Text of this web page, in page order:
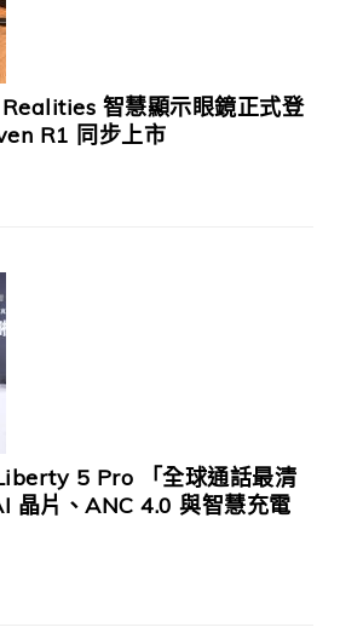
智慧顯示眼鏡正式登
R1 同步上市
5 Pro 「全球通話最清
晶片、ANC 4.0 與智慧充電